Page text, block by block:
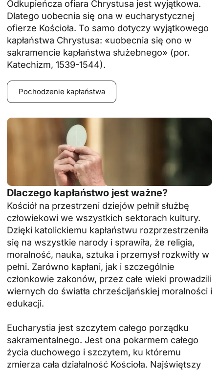
Odkupieńcza ofiara Chrystusa jest wyjątkowa.
Dlatego uobecnia się ona w eucharystycznej
ofierze Kościoła. To samo dotyczy wyjątkowego
kapłaństwa Chrystusa: «uobecnia się ono w
sakramencie kapłaństwa służebnego» (por.
Katechizm, 1539-1544).
Pochodzenie kapłaństwa
Dlaczego kapłaństwo jest ważne?
Kościół na przestrzeni dziejów pełnił służbę
człowiekowi we wszystkich sektorach kultury.
Dzięki katolickiemu kapłaństwu rozprzestrzeniła
się na wszystkie narody i sprawiła, że religia,
moralność, nauka, sztuka i przemysł rozkwitły w
pełni. Zarówno kapłani, jak i szczególnie
członkowie zakonów, przez całe wieki prowadzili
wiernych do światła chrześcijańskiej moralności i
edukacji.
Eucharystia jest szczytem całego porządku
sakramentalnego. Jest ona pokarmem całego
życia duchowego i szczytem, ku któremu
zmierza cała działalność Kościoła. Najświętszy